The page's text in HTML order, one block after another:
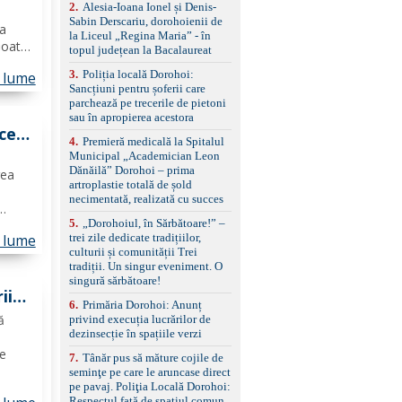
schimbare bandă și
menținere bandă Faruri
bi-xenon adaptive cu
asistent fază lungă
automată , lumini de zi
LED, proiectoare ceață
LED, spălătoare faruri
față/spate, cameră
marșarier Keyless entry
& start, geamuri electrice
față/spate, oglinzi
electrice, încălzite și
rabatabile Sistem hands-
free, Bluetooth, USB
Sistem start/stop, frână
de parcare electrică,
anvelope vară runflat
filtru de particule,
standard Euro 6 Trapă
panoramică, geamuri
remorcare Bonus: -
Covorașe textile montate
pe mașină. -Ofer și un
2. Alesia-Ioana Ionel și Denis-
Sabin Derscariu, dorohoienii de
la Liceul „Regina Maria” - în
topul județean la Bacalaureat
3. Poliția locală Dorohoi:
Sancțiuni pentru șoferii care
parchează pe trecerile de pietoni
sau în apropierea acestora
4. Premieră medicală la Spitalul
Municipal „Academician Leon
Dănăilă” Dorohoi – prima
artroplastie totală de șold
necimentată, realizată cu succes
5.
„Dorohoiul, în Sărbătoare!” –
trei zile dedicate tradițiilor,
culturii și comunității Trei
tradiții. Un singur eveniment. O
singură sărbătoare!
6. Primăria Dorohoi: Anunț
privind execuția lucrărilor de
dezinsecție în spațiile verzi
7. Tânăr pus să măture cojile de
seminţe pe care le aruncase direct
pe pavaj. Poliţia Locală Dorohoi: